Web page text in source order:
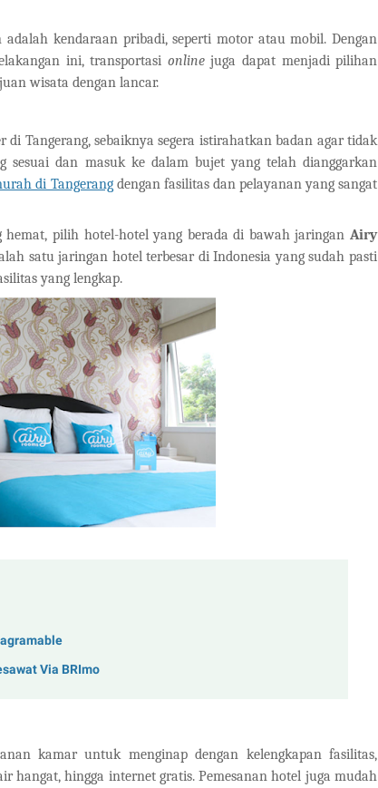
kendaraan pribadi, seperti motor atau mobil. Dengan
ini, transportasi onlinejuga dapat menjadi pilihan
wisata dengan lancar.
Tangerang, sebaiknya segera istirahatkan badan agar tidak
dan masuk ke dalam bujet yang telah dianggarkan
di Tangerangdengan fasilitas dan pelayanan yang sangat
pilih hotel-hotel yang berada di bawah jaringan Airy
satu jaringan hotel terbesar di Indonesia yang sudah pasti
yang lengkap.
Via BRImo
kamar untuk menginap dengan kelengkapan fasilitas,
hangat, hingga internet gratis. Pemesanan hotel juga mudah